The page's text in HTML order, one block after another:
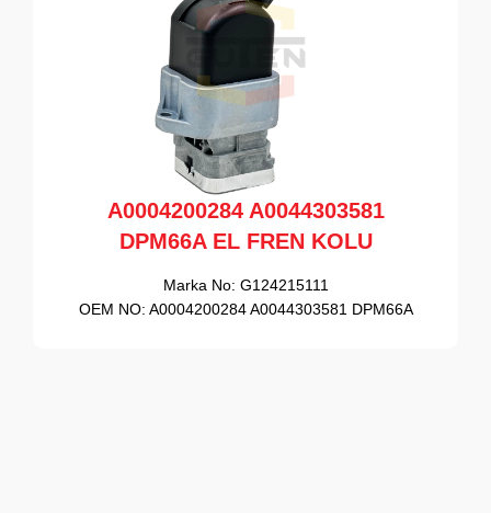
A0004200284 A0044303581
DPM66A EL FREN KOLU
Marka No: G124215111
OEM NO: A0004200284 A0044303581 DPM66A